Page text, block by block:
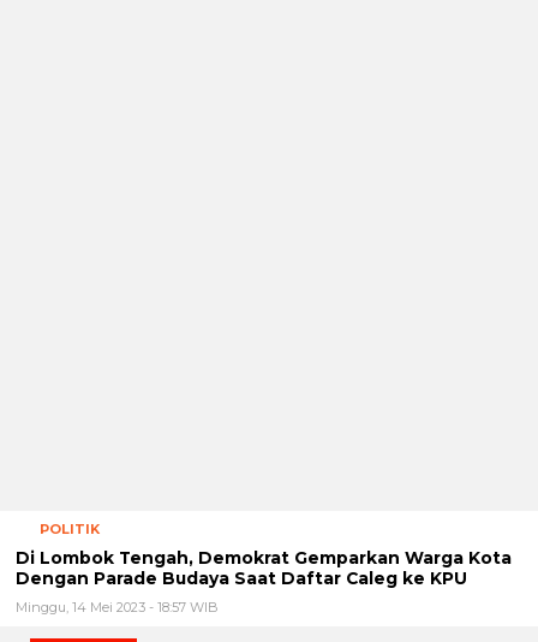
POLITIK
Di Lombok Tengah, Demokrat Gemparkan Warga Kota
Dengan Parade Budaya Saat Daftar Caleg ke KPU
Minggu, 14 Mei 2023 - 18:57 WIB